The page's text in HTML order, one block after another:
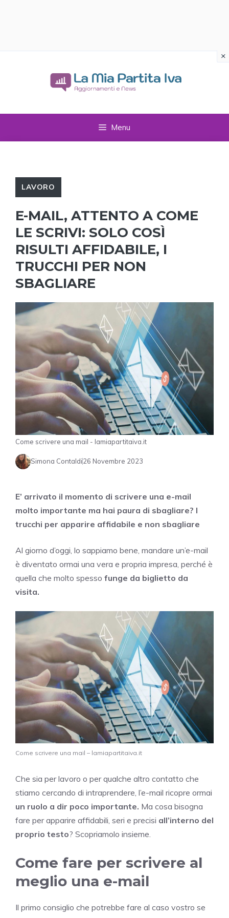
Menu
LAVORO
E-MAIL, ATTENTO A COME
LE SCRIVI: SOLO COSÌ
RISULTI AFFIDABILE, I
TRUCCHI PER NON
SBAGLIARE
Come scrivere una mail - lamiapartitaiva.it
Simona Contaldi26 Novembre 2023
E’ arrivato il momento di scrivere una e-mail
molto importante ma hai paura di sbagliare? I
trucchi per apparire affidabile e non sbagliare
Al giorno d’oggi, lo sappiamo bene, mandare un’e-mail
è diventato ormai una vera e propria impresa, perché è
quella che molto spesso funge da biglietto da
visita.
Come scrivere una mail – lamiapartitaiva.it
Che sia per lavoro o per qualche altro contatto che
stiamo cercando di intraprendere, l’e-mail ricopre ormai
un ruolo a dir poco importante. Ma cosa bisogna
fare per apparire affidabili, seri e precisi all’interno del
proprio testo? Scopriamolo insieme.
Come fare per scrivere al
meglio una e-mail
Il primo consiglio che potrebbe fare al caso vostro se
×